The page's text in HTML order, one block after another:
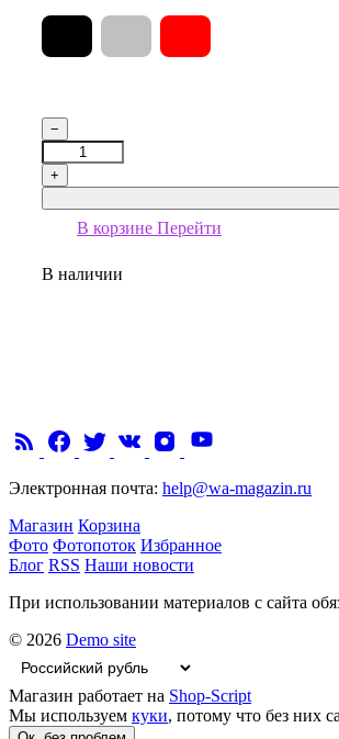
−
+
В корзине Перейти
В наличии
Электронная почта: help@wa-magazin.ru
Магазин Корзина
Фото Фотопоток Избранное
Блог RSS Наши новости
При использовании материалов с сайта
© 2026 Demo site
Магазин работает на Shop-Script
Мы используем куки, потому что без них